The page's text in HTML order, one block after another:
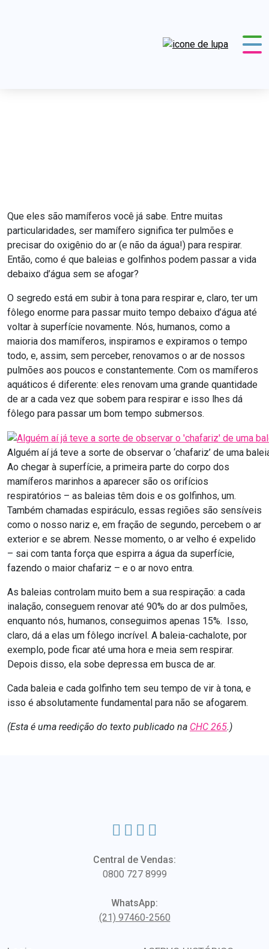
Que eles são mamíferos você já sabe. Entre muitas
particularidades, ser mamífero significa ter pulmões e
precisar do oxigênio do ar (e não da água!) para respirar.
Então, como é que baleias e golfinhos podem passar a vida
debaixo d’água sem se afogar?
O segredo está em subir à tona para respirar e, claro, ter um
fôlego enorme para passar muito tempo debaixo d’água até
voltar à superfície novamente. Nós, humanos, como a
maioria dos mamíferos, inspiramos e expiramos o tempo
todo, e, assim, sem perceber, renovamos o ar de nossos
pulmões aos poucos e constantemente. Com os mamíferos
aquáticos é diferente: eles renovam uma grande quantidade
de ar a cada vez que sobem para respirar e isso lhes dá
fôlego para passar um bom tempo submersos.
Alguém aí já teve a sorte de observar o ‘chafariz’ de uma
Ao chegar à superfície, a primeira parte do corpo dos
mamíferos marinhos a aparecer são os orifícios
respiratórios – as baleias têm dois e os golfinhos, um.
Também chamadas espiráculo, essas regiões são sensíveis
como o nosso nariz e, em fração de segundo, percebem o ar
exterior e se abrem. Nesse momento, o ar velho é expelido
– sai com tanta força que espirra a água da superfície,
fazendo o maior chafariz – e o ar novo entra.
As baleias controlam muito bem a sua respiração: a cada
inalação, conseguem renovar até 90% do ar dos pulmões,
enquanto nós, humanos, conseguimos apenas 15%. Isso,
claro, dá a elas um fôlego incrível. A baleia-cachalote, por
exemplo, pode ficar até uma hora e meia sem respirar.
Depois disso, ela sobe depressa em busca de ar.
Cada baleia e cada golfinho tem seu tempo de vir à tona, e
isso é absolutamente fundamental para não se afogarem.
(Esta é uma reedição do texto publicado na CHC 265.)
Central de Vendas:
0800 727 8999
WhatsApp:
(21) 97460-2560